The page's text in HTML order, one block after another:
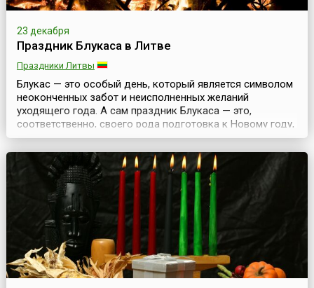
23 декабря
Праздник Блукаса в Литве
Праздники Литвы
Блукас — это особый день, который является символом
неоконченных забот и неисполненных желаний
уходящего года. А сам праздник Блукаса — это,
соответственно, своего рода подготовка к Новому году,
когда все старое, незаконченное и плохое надо
оставить в прошлом и приготовиться к новому,
хорошему.Надо сказать, что подобные праздники есть у
многих народов и свои особенности их празднования. В